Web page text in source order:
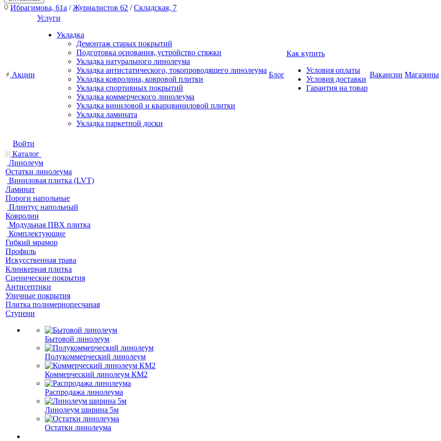
Ибрагимова, 61а /Журналистов 62 /Складская, 7
Акции
Услуги
Укладка
Демонтаж старых покрытий
Подготовка основания, устройство стяжки
Укладка натурального линолеума
Укладка антистатического, токопроводящего линолеума
Укладка ковролина, ковровой плитки
Укладка спортивных покрытий
Укладка коммерческого линолеума
Укладка виниловой и кварцвиниловой плитки
Укладка ламината
Укладка паркетной доски
Блог
Как купить
Условия оплаты
Условия доставки
Гарантия на товар
Вакансии Магазины
Войти
Каталог
Линолеум
Остатки линолеума
Виниловая плитка (LVT)
Ламинат
Пороги напольные
Плинтус напольный
Ковролин
Модульная ПВХ плитка
Комплектующие
Гибкий мрамор
Профиль
Искусственная трава
Клинкерная плитка
Сценические покрытия
Антисептики
Уличные покрытия
Плитка полимернопесчаная
Ступени
Бытовой линолеум
Полукоммерческий линолеум
Коммерческий линолеум КМ2
Распродажа линолеума
Линолеум ширина 5м
Остатки линолеума